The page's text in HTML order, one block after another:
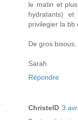
le matin et
hydratants)
privilegier la bb
De gros bisous.
Sarah
Répondre
ChristelD 3